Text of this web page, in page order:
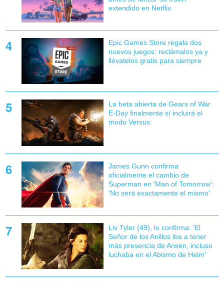
extendido en Netflix
Epic Games Store regala dos
nuevos juegos: reclámalos ya y
llévatelos gratis para siempre
La beta abierta de Gears of War
E-Day finalmente sí incluirá el
modo Versus
James Gunn confirma
oficialmente el cambio de
Superman en 'Man of Tomorrow':
'No será exactamente el mismo'
Liv Tyler (49), lo confirma: 'El
Señor de los Anillos iba a tener
más presencia de Arwen, incluso
luchaba en el Abismo de Helm'